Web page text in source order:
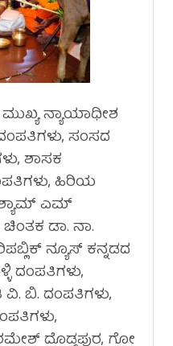
ನ್ಯಾಯಾಧೀಶ
ಸಂಸದ
ಶಾಸಕ
ಹಿರಿಯ
ಎಮ್
ಡಾ. ನಾ.
ನ್ಯೂಸ್ ಕನ್ನಡದ
ದಂಪತಿಗಳು,
ವಿ. ಬಿ. ದಂಪತಿಗಳು,
ದೊಡ್ಡಪುರ, ಗೋ